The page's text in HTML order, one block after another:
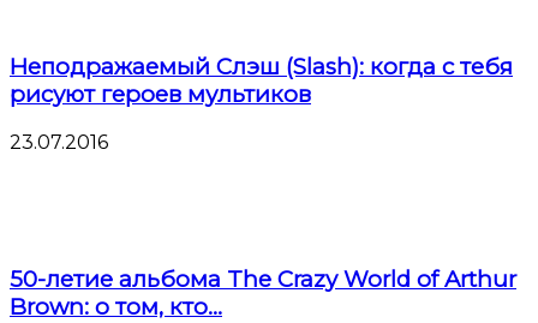
Неподражаемый Слэш (Slash): когда с тебя
рисуют героев мультиков
23.07.2016
50-летие альбома The Crazy World of Arthur
Brown: о том, кто...